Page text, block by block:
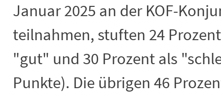
Januar 2025 an der KOF-
teilnahmen, stuften 24
"gut" und 30 Prozent als
Punkte). Die übrigen 46